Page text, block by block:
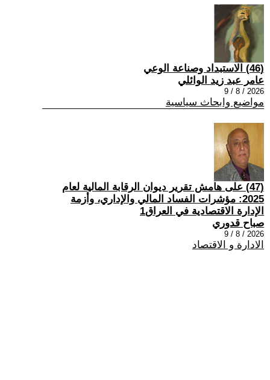
(46) الاستبداد وصناعة الوعي
عامر عبد زيد الوائلي
2026 / 8 / 9
مواضيع وابحاث سياسية
(47) على هامش تقرير ديوان الرقابة المالية لعام
2025: مؤشرات الفساد المالي والإداري، وأزمة
الإدارة الاقتصادية في العراق1
صباح قدوري
2026 / 8 / 9
الادارة و الاقتصاد